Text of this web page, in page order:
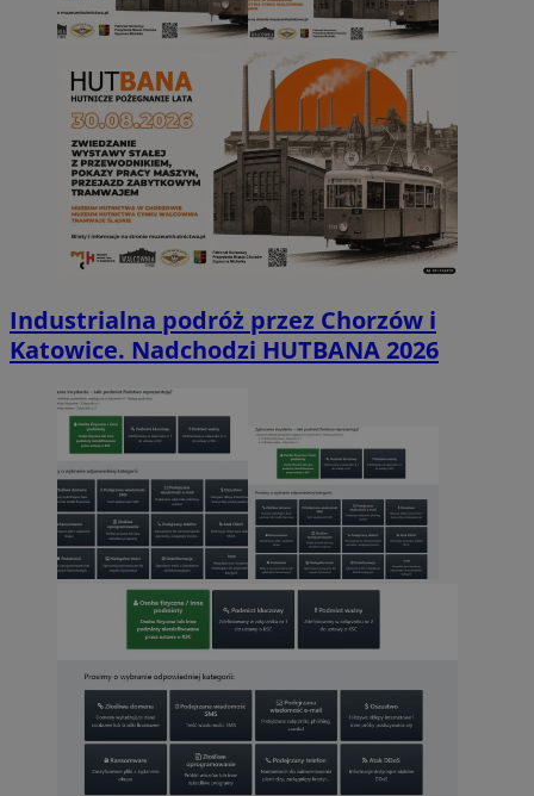
Industrialna podróż przez Chorzów i
Katowice. Nadchodzi HUTBANA 2026